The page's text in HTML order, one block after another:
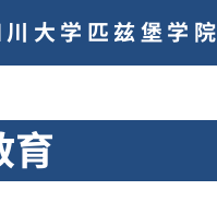
川大学匹兹堡学院
育